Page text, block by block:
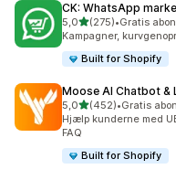
CK: WhatsApp
5,0ud af 5 stjerner
(275)
275 anmeldelser i alt
•Gratis
Kampagner,
Built for Shopify
Moose AI Chatbot &
5,0ud af 5 stjerner
(452)
452 anmeldelser i alt
•Gratis
Hjælp kunderne med
FAQ
Built for Shopify